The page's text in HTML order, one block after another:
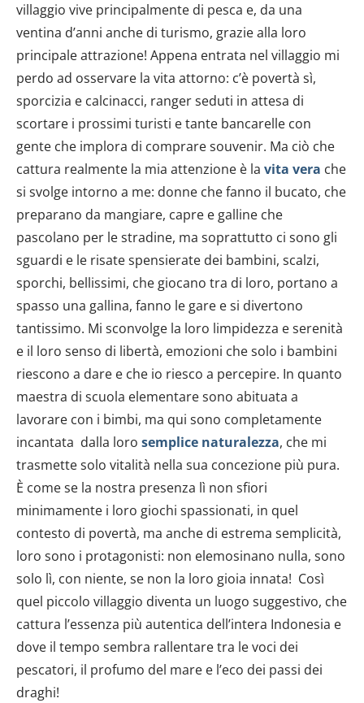
villaggio vive principalmente di pesca e, da una
ventina d’anni anche di turismo, grazie alla loro
principale attrazione! Appena entrata nel villaggio mi
perdo ad osservare la vita attorno: c’è povertà sì,
sporcizia e calcinacci, ranger seduti in attesa di
scortare i prossimi turisti e tante bancarelle con
gente che implora di comprare souvenir. Ma ciò che
cattura realmente la mia attenzione è la vita vera che
si svolge intorno a me: donne che fanno il bucato, che
preparano da mangiare, capre e galline che
pascolano per le stradine, ma soprattutto ci sono gli
sguardi e le risate spensierate dei bambini, scalzi,
sporchi, bellissimi, che giocano tra di loro, portano a
spasso una gallina, fanno le gare e si divertono
tantissimo. Mi sconvolge la loro limpidezza e serenità
e il loro senso di libertà, emozioni che solo i bambini
riescono a dare e che io riesco a percepire. In quanto
maestra di scuola elementare sono abituata a
lavorare con i bimbi, ma qui sono completamente
incantata dalla loro semplice naturalezza, che mi
trasmette solo vitalità nella sua concezione più pura.
È come se la nostra presenza lì non sfiori
minimamente i loro giochi spassionati, in quel
contesto di povertà, ma anche di estrema semplicità,
loro sono i protagonisti: non elemosinano nulla, sono
solo lì, con niente, se non la loro gioia innata! Così
quel piccolo villaggio diventa un luogo suggestivo, che
cattura l’essenza più autentica dell’intera Indonesia e
dove il tempo sembra rallentare tra le voci dei
pescatori, il profumo del mare e l’eco dei passi dei
draghi!